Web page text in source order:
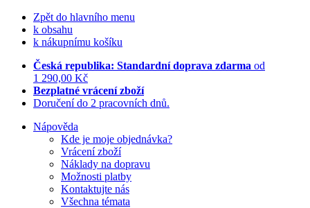
Zpět do hlavního menu
k obsahu
k nákupnímu košíku
Česká republika: Standardní doprava zdarma od
1 290,00 Kč
Bezplatné vrácení zboží
Doručení do 2 pracovních dnů.
Nápověda
Kde je moje objednávka?
Vrácení zboží
Náklady na dopravu
Možnosti platby
Kontaktujte nás
Všechna témata